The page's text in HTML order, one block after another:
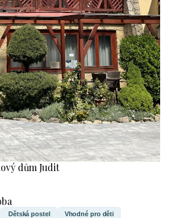
dům Judit
Dětská postel Vhodné pro děti